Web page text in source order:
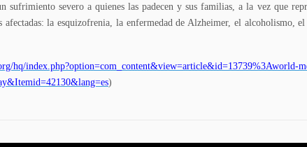
sufrimiento severo a quienes las padecen y sus familias, a la vez que
afectadas: la esquizofrenia, la enfermedad de Alzheimer, el alcoholismo,
hq/index.php?option=com_content&view=article&id=13739%3Aworld-
)